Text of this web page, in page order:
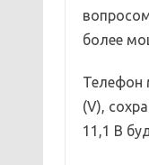
более
Телефон
(V),
11,1 В